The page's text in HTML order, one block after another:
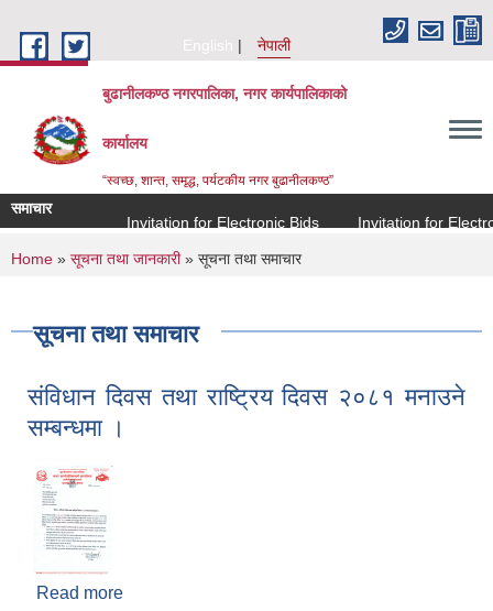
English
नेपाली
बुढानीलकण्ठ नगरपालिका, नगर कार्यपालिकाको
कार्यालय
“स्वच्छ, शान्त, समृद्ध, पर्यटकीय नगर बुढानीलकण्ठ”
समाचार
Invitation for Electronic Bids
Invitation for
You are here
Home » सूचना तथा जानकारी» सूचना तथा समाचार
सूचना तथा समाचार
संविधान दिवस तथा राष्ट्रिय दिवस २०८१ मनाउने
सम्बन्धमा ।
Read more